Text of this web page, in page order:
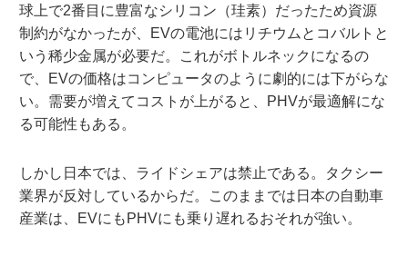
球上で2番目に豊富なシリコン（珪素）だったため資源
制約がなかったが、EVの電池にはリチウムとコバルトと
いう稀少金属が必要だ。これがボトルネックになるの
で、EVの価格はコンピュータのように劇的には下がらな
い。需要が増えてコストが上がると、PHVが最適解にな
る可能性もある。
しかし日本では、ライドシェアは禁止である。タクシー
業界が反対しているからだ。このままでは日本の自動車
産業は、EVにもPHVにも乗り遅れるおそれが強い。